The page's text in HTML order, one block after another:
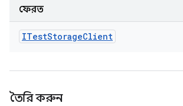
ফেরত
ITestStorageClient
তৈরি করুন